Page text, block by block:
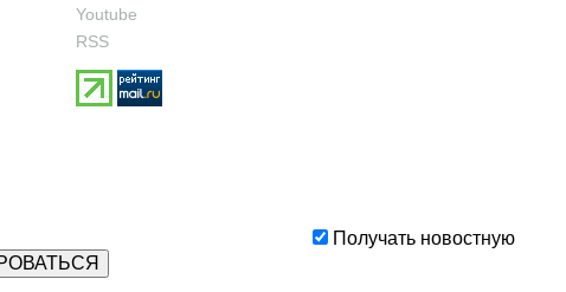
Youtube
RSS
Получать новостную